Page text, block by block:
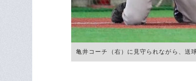
亀井コーチ（右）に見守られながら、